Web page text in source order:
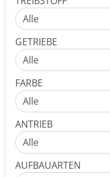
GETRIEBE
FARBE
ANTRIEB
AUFBAUARTEN